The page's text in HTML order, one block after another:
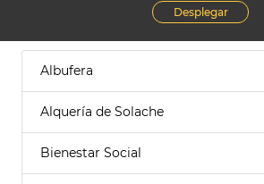
Desplegar
Albufera
Alquería de Solache
Bienestar Social